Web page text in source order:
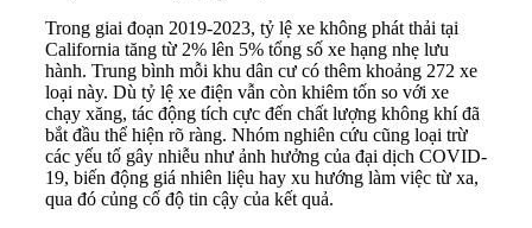
Trong giai đoạn 2019-2023, tỷ lệ xe không phát thải tại
California tăng từ 2% lên 5% tổng số xe hạng nhẹ lưu
hành. Trung bình mỗi khu dân cư có thêm khoảng 272 xe
loại này. Dù tỷ lệ xe điện vẫn còn khiêm tốn so với xe
chạy xăng, tác động tích cực đến chất lượng không khí đã
bắt đầu thể hiện rõ ràng. Nhóm nghiên cứu cũng loại trừ
các yếu tố gây nhiễu như ảnh hưởng của đại dịch COVID-
19, biến động giá nhiên liệu hay xu hướng làm việc từ xa,
qua đó củng cố độ tin cậy của kết quả.